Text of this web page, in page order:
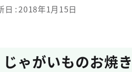
日 2018年1月15日
じゃがいものお焼き